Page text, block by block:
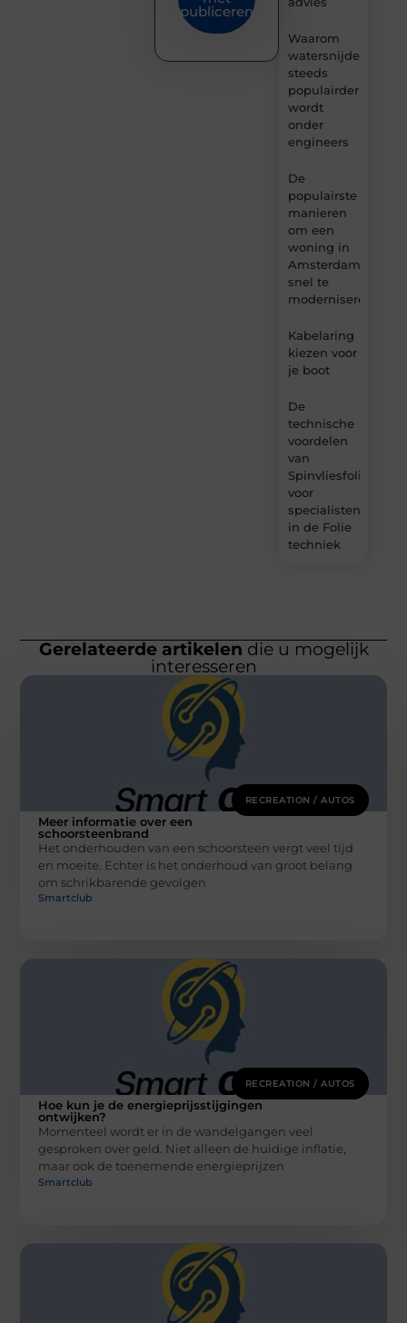
Waarom
watersnijden
steeds
populairder
wordt
onder
engineers
De
populairste
manieren
om een
woning in
Amsterdam
snel te
moderniseren
Kabelaring
kiezen voor
je boot
De
technische
voordelen
van
Spinvliesfolie
voor
specialisten
in de Folie
techniek
publiceren
Gerelateerde artikelen die u mogelijk
interesseren
RECREATION / AUTOS
Meer informatie over een
schoorsteenbrand
Het onderhouden van een schoorsteen vergt veel tijd
en moeite. Echter is het onderhoud van groot belang
om schrikbarende gevolgen
Smartclub
RECREATION / AUTOS
Hoe kun je de energieprijsstijgingen
ontwijken?
Momenteel wordt er in de wandelgangen veel
gesproken over geld. Niet alleen de huidige inflatie,
maar ook de toenemende energieprijzen
Smartclub